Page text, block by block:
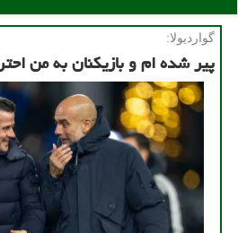
گواردیولا:
پیر شده ام و بازیکنان به من